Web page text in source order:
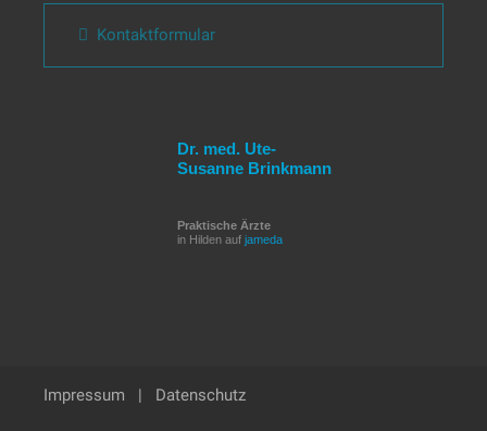
Kontaktformular
Dr. med. Ute-
Susanne Brinkmann
Praktische Ärzte
in Hilden auf jameda
Impressum | Datenschutz